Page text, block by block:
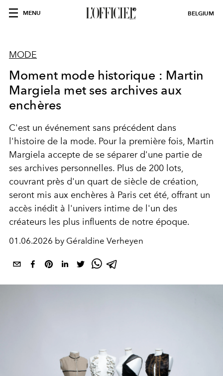
MENU BELGIUM
MODE
Moment mode historique : Martin
Margiela met ses archives aux
enchères
C'est un événement sans précédent dans
l'histoire de la mode. Pour la première fois, Martin
Margiela accepte de se séparer d'une partie de
ses archives personnelles. Plus de 200 lots,
couvrant près d'un quart de siècle de création,
seront mis aux enchères à Paris cet été, offrant un
accès inédit à l'univers intime de l'un des
créateurs les plus influents de notre époque.
01.06.2026 by Géraldine Verheyen